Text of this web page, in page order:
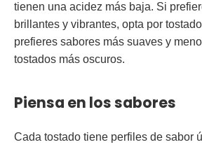
tienen una acidez más baja. Si
brillantes y vibrantes, opta por
prefieres sabores más suaves y
tostados más oscuros.
Piensa en los sabores
Cada tostado tiene perfiles de sabor